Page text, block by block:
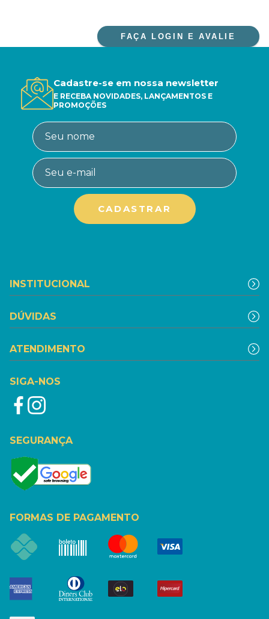
FAÇA LOGIN E AVALIE
Cadastre-se em nossa newsletter
E RECEBA NOVIDADES, LANÇAMENTOS E
PROMOÇÕES
INSTITUCIONAL
DÚVIDAS
ATENDIMENTO
SIGA-NOS
SEGURANÇA
FORMAS DE PAGAMENTO